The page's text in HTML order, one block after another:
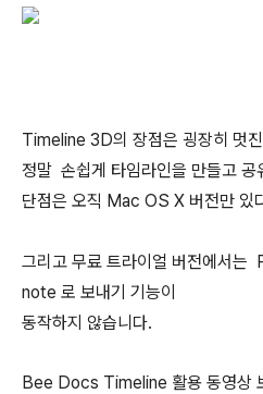
Timeline 3D의 장점은 굉장히 멋
정말 손쉽게 타임라인을 만들고 공
단점은 오직 Mac OS X 버전만 있
그리고 무료 트라이얼 버전에서
note 로 보내기 기능이
동작하지 않습니다.
Bee Docs Timeline 활용 동영상